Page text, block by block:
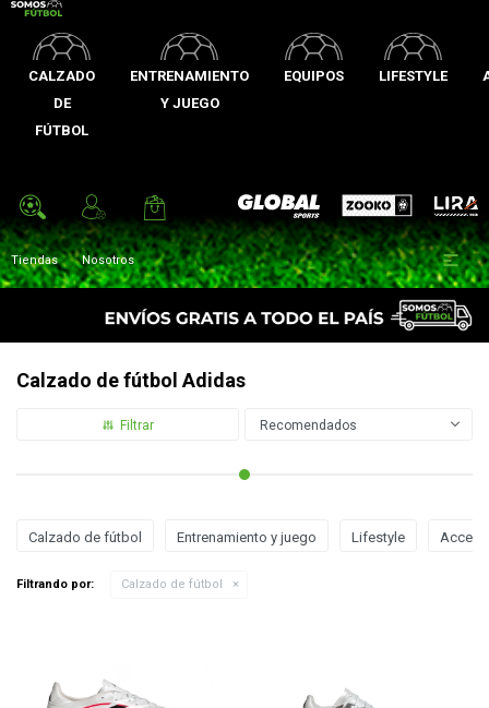
CALZADO
DE
FÚTBOL
ENTRENAMIENTO
Y JUEGO
EQUIPOS LIFESTYLE
Global Sports Zooko Lira
Tiendas Nosotros 
Calzado de fútbol Adidas
Recomendados
Calzado de fútbol Entrenamiento y juego Lifestyle
Filtrando por: Calzado de fútbol